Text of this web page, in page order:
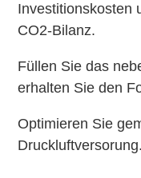
Investitionskosten
CO2-Bilanz.
Füllen Sie das
erhalten Sie den
Optimieren Sie
Druckluftversorung.